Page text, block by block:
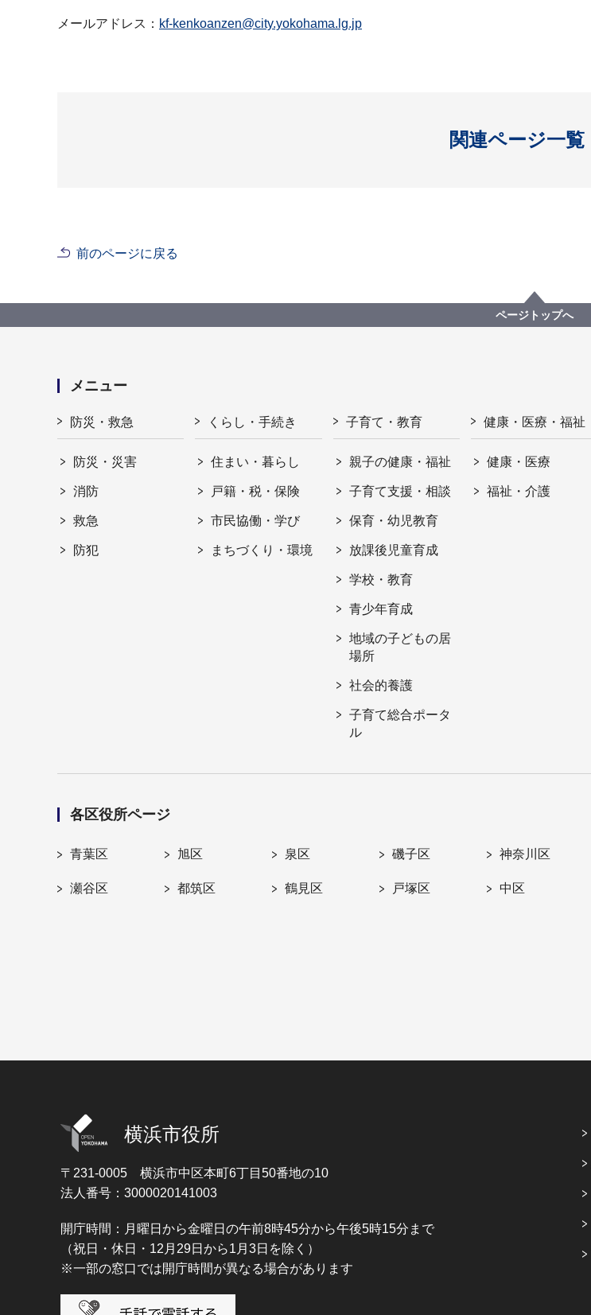
メールアドレス： kf-kenkoanzen@city.yokohama.lg.jp
関連ページ一覧
開く
前のページに戻る
ページトップへ
メニュー
防災・救急
防災・災害
消防
救急
防犯
くらし・手続き
住まい・暮らし
戸籍・税・保険
市民協働・学び
まちづくり・環境
子育て・教育
親子の健康・福祉
子育て支援・相談
保育・幼児教育
放課後児童育成
学校・教育
青少年育成
地域の子どもの居
場所
社会的養護
子育て総合ポータ
ル
健康・医療・福祉
健康・医療
福祉・介護
各区役所ページ
青葉区 旭区 泉区 磯子区 神奈川区
瀬谷区 都筑区 鶴見区 戸塚区 中区
横浜市役所
〒231-0005 横浜市中区本町6丁目50番地の10
法人番号：3000020141003
開庁時間：月曜日から金曜日の午前8時45分から午後5時15分まで
（祝日・休日・12月29日から1月3日を除く）
※一部の窓口では開庁時間が異なる場合があります